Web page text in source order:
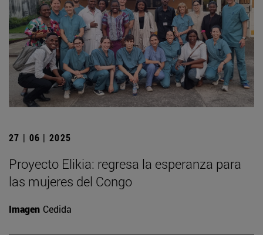
27 | 06 | 2025
Proyecto Elikia: regresa la esperanza para
las mujeres del Congo
Imagen Cedida